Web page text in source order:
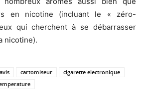
en nicotine (incluant le « zéro-
qui cherchent à se débarrasser
nicotine).
avis cartomiseur
cigarette electronique